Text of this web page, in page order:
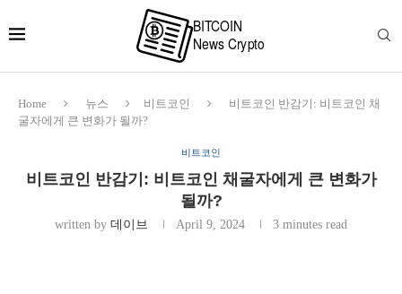
Home 뉴스 비트코인
비트코인 반감기: 비트코인 채
굴자에게 큰 변화가 될까?
비트코인
비트코인 반감기: 비트코인 채굴자에게 큰 변화가
될까?
written by 데이브 April 9, 2024 3 minutes read